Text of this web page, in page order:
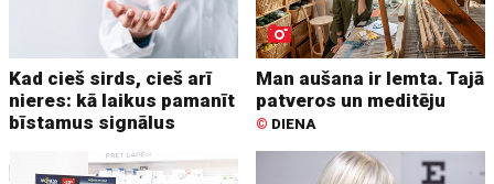
Kad cieš sirds, cieš arī
nieres: kā laikus pamanīt
bīstamus signālus
Man aušana ir lemta. Tajā
patveros un meditēju
© DIENA